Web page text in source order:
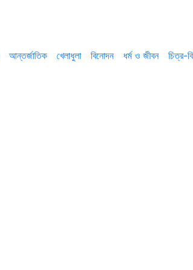
আন্তর্জাতিক খেলাধুলা বিনোদন ধর্ম ও জীবন চিত্র-